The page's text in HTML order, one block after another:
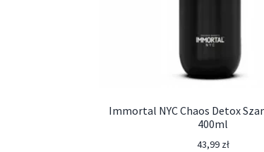
Immortal NYC Chaos Detox
400ml
43,99 zł